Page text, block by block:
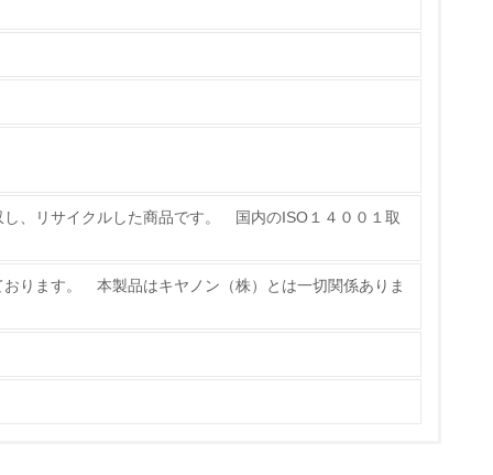
いる
目標や計画を立てている
、リサイクルした商品です。 国内のISO１４００１取
ります。 本製品はキヤノン（株）とは一切関係ありま